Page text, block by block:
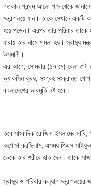
গতকাল প্রথম আলো পক্ষ থেকে জানানো
মন্ত্রণালয়ে যান। তাকে সেখানে
হয়ে পড়েন। এরপর তার পরিবার তাকে
ধারায় তার নামে মামলা হয়। স্বাস্থ্য
উসমানী।
এর আগে, সোমবার (১৭ মে) বেলা ৩টা
ভ্যাকসিন ক্রয়, সংগ্রহ সংক্রান্ত
বাংলাদেশের ভাবমূর্তি নষ্ট হবে।
তবে সাংবাদিক রোজিনা ইসলামের
অপেক্ষা করছিলাম, এসময় পিএস
ডেকে তার শরীরে হাত দেন। তাকে
স্বাস্থ্য ও পরিবার কল্যাণ মন্ত্রণালয়ের